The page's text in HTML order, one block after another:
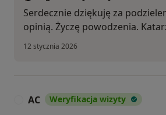
Serdecznie dziękuję za
opinią. Życzę powodzenia.
12 stycznia 2026
AC Weryfikacja wizyty